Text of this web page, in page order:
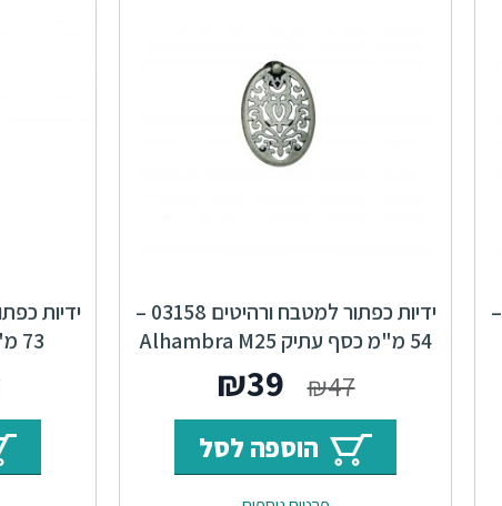
ידיות כפתור למטבח ורהיטים 03158 –
ידיות כפתור למטבח ורהיטים 03158 –
54 מ"מ כסף עתיק Alhambra M25
₪47
המחיר
המקורי
היה:
₪39
הנוכחי
הוא:
הוספה לסל